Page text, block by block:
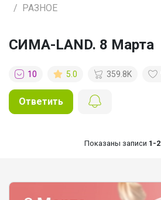
РАЗНОЕ
СИМА-LAND. 8 Марта
10 5.0 359.8K
Ответить
Показаны записи 1-2